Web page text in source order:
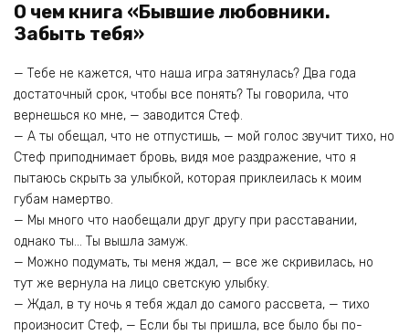
О чем книга «Бывшие любовники.
Забыть тебя»
— Тебе не кажется, что наша игра затянулась? Два года
достаточный срок, чтобы все понять? Ты говорила, что
вернешься ко мне, — заводится Стеф.
— А ты обещал, что не отпустишь, — мой голос звучит тихо, но
Стеф приподнимает бровь, видя мое раздражение, что я
пытаюсь скрыть за улыбкой, которая приклеилась к моим
губам намертво.
— Мы много что наобещали друг другу при расставании,
однако ты… Ты вышла замуж.
— Можно подумать, ты меня ждал, — все же скривилась, но
тут же вернула на лицо светскую улыбку.
— Ждал, в ту ночь я тебя ждал до самого рассвета, — тихо
произносит Стеф, — Если бы ты пришла, все было бы по-